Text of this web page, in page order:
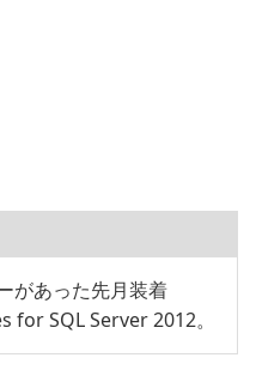
があった先月装着
for SQL Server 2012。